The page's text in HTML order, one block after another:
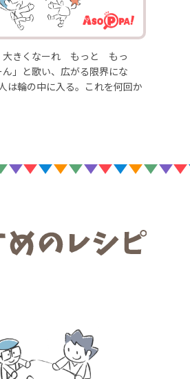
きくなーれ もっと もっ
」と歌い、広がる限界にな
は輪の中に入る。これを何回か